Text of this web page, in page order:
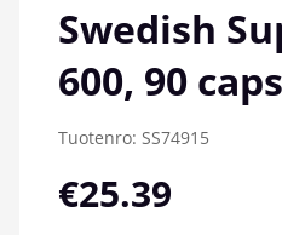
Swedish
600, 90 caps
Tuotenro: SS74915
€25.39